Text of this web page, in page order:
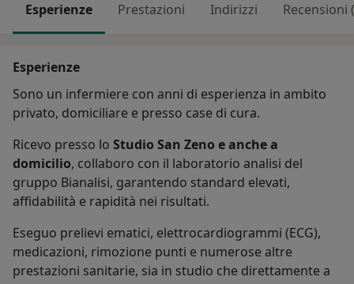
Esperienze Prestazioni Indirizzi Recensioni
Esperienze
Sono un infermiere con anni di esperienza in ambito
privato, domiciliare e presso case di cura.
Ricevo presso lo Studio San Zeno e anche a
domicilio, collaboro con il laboratorio analisi del
gruppo Bianalisi, garantendo standard elevati,
affidabilità e rapidità nei risultati.
Eseguo prelievi ematici, elettrocardiogrammi (ECG),
medicazioni, rimozione punti e numerose altre
prestazioni sanitarie, sia in studio che direttamente a